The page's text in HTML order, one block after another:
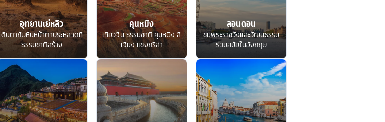
อุทยานเย่หลิว
ตื่นตากับหินหน้าตาประหลาดที่
ธรรมชาติสร้าง
คุนหมิง
เที่ยวจีน ธรรมชาติ คุนหมิง ลี่
เจียง แชงกรีล่า
ลอนดอน
ชมพระราชวังและวัฒนธรรม
ร่วมสมัยในอังกฤษ